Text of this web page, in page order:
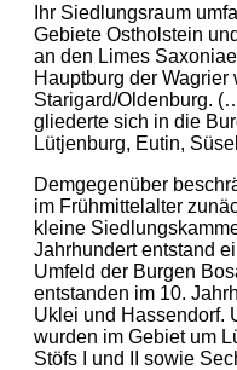
Ihr Siedlungsraum
Gebiete Ostholstein
an den Limes
Hauptburg der
Starigard/Oldenburg.
gliederte sich in die
Lütjenburg, Eutin,
Demgegenüber
im Frühmittelalter
kleine
Jahrhundert entstand
Umfeld der Burgen
entstanden im 10.
Uklei und Hassendorf.
wurden im Gebiet um
Stöfs I und II sowie